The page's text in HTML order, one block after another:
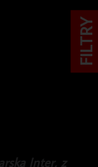
Inter, z
FILTRY